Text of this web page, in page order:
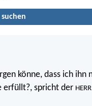
suchen
könne, dass ich ihn
erfüllt?, spricht der HERR